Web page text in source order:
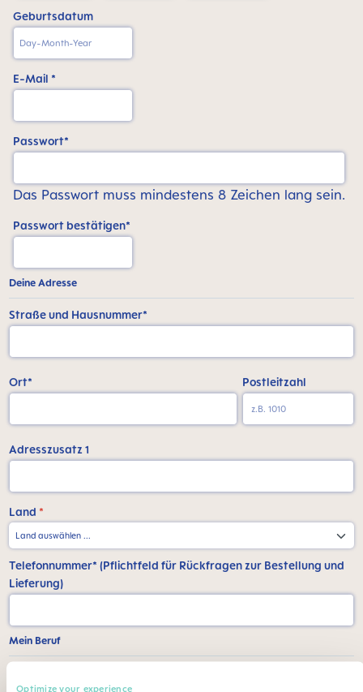
Optimize your experience
Geburtsdatum
E-Mail *
Passwort*
Das Passwort muss mindestens 8 Zeichen lang sein.
Passwort bestätigen*
Deine Adresse
Straße und Hausnummer*
Ort* Postleitzahl
Adresszusatz 1
Land *
Telefonnummer* (Pflichtfeld für Rückfragen zur Bestellung und
Lieferung)
Mein Beruf